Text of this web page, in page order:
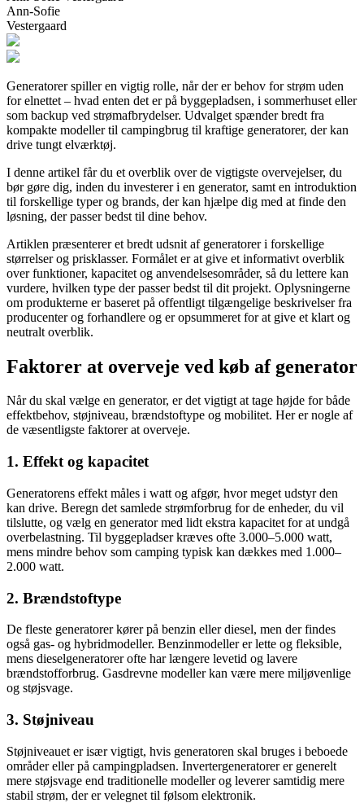
Ann-Sofie
Vestergaard
Generatorer spiller en vigtig rolle, når der er behov for strøm uden
for elnettet – hvad enten det er på byggepladsen, i sommerhuset eller
som backup ved strømafbrydelser. Udvalget spænder bredt fra
kompakte modeller til campingbrug til kraftige generatorer, der kan
drive tungt elværktøj.
I denne artikel får du et overblik over de vigtigste overvejelser, du
bør gøre dig, inden du investerer i en generator, samt en introduktion
til forskellige typer og brands, der kan hjælpe dig med at finde den
løsning, der passer bedst til dine behov.
Artiklen præsenterer et bredt udsnit af generatorer i forskellige
størrelser og prisklasser. Formålet er at give et informativt overblik
over funktioner, kapacitet og anvendelsesområder, så du lettere kan
vurdere, hvilken type der passer bedst til dit projekt. Oplysningerne
om produkterne er baseret på offentligt tilgængelige beskrivelser fra
producenter og forhandlere og er opsummeret for at give et klart og
neutralt overblik.
Faktorer at overveje ved køb af generator
Når du skal vælge en generator, er det vigtigt at tage højde for både
effektbehov, støjniveau, brændstoftype og mobilitet. Her er nogle af
de væsentligste faktorer at overveje.
1. Effekt og kapacitet
Generatorens effekt måles i watt og afgør, hvor meget udstyr den
kan drive. Beregn det samlede strømforbrug for de enheder, du vil
tilslutte, og vælg en generator med lidt ekstra kapacitet for at undgå
overbelastning. Til byggepladser kræves ofte 3.000–5.000 watt,
mens mindre behov som camping typisk kan dækkes med 1.000–
2.000 watt.
2. Brændstoftype
De fleste generatorer kører på benzin eller diesel, men der findes
også gas- og hybridmodeller. Benzinmodeller er lette og fleksible,
mens dieselgeneratorer ofte har længere levetid og lavere
brændstofforbrug. Gasdrevne modeller kan være mere miljøvenlige
og støjsvage.
3. Støjniveau
Støjniveauet er især vigtigt, hvis generatoren skal bruges i beboede
områder eller på campingpladsen. Invertergeneratorer er generelt
mere støjsvage end traditionelle modeller og leverer samtidig mere
stabil strøm, der er velegnet til følsom elektronik.